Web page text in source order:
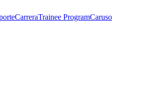
CarreraTrainee ProgramCaruso